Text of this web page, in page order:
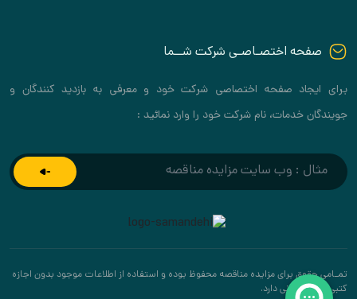
صفحه اختصـاصـی شرکت شــما
برای ایجاد صفحه اختصاصی شرکت خود و معرفی به بازدید کنندگان و
جویندگان خدمات، نام شرکت خود را وارد نمائید :
تمـامی حقوق برای مزایده مناقصه محفوظ بوده و استفاده از اطلاعات موجود بدون اجازه
کتبی پیگرد قانونی دارد.